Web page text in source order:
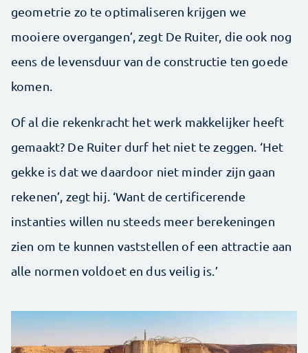
geometrie zo te optimaliseren krijgen we
mooiere overgangen’, zegt De Ruiter, die ook nog
eens de levensduur van de constructie ten goede
komen.
Of al die rekenkracht het werk makkelijker heeft
gemaakt? De Ruiter durf het niet te zeggen. ‘Het
gekke is dat we daardoor niet minder zijn gaan
rekenen’, zegt hij. ‘Want de certificerende
instanties willen nu steeds meer berekeningen
zien om te kunnen vaststellen of een attractie aan
alle normen voldoet en dus veilig is.’